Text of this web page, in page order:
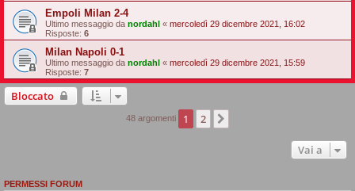
Empoli Milan 2-4
Ultimo messaggio da nordahl « mercoledì 29 dicembre 2021, 16:02
Risposte: 6
Milan Napoli 0-1
Ultimo messaggio da nordahl « mercoledì 29 dicembre 2021, 15:59
Risposte: 7
Bloccato
48 argomenti 1 2
Vai a
PERMESSI FORUM